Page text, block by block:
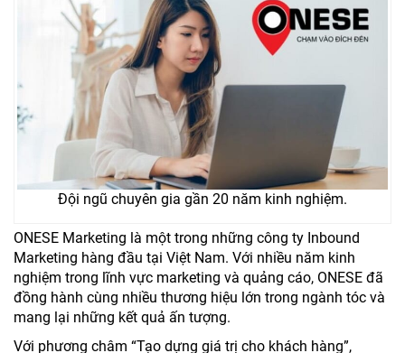
Đội ngũ chuyên gia gần 20 năm kinh nghiệm.
ONESE Marketing là một trong những công ty Inbound
Marketing hàng đầu tại Việt Nam. Với nhiều năm kinh
nghiệm trong lĩnh vực marketing và quảng cáo, ONESE đã
đồng hành cùng nhiều thương hiệu lớn trong ngành tóc và
mang lại những kết quả ấn tượng.
Với phương châm “Tạo dựng giá trị cho khách hàng”,